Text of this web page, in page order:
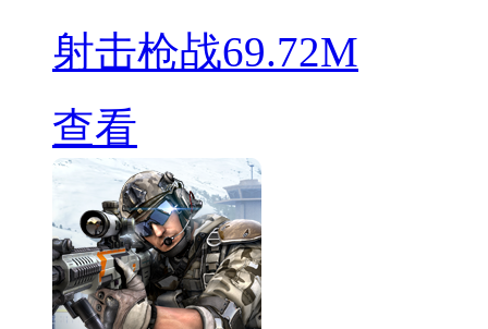
射击枪战69.72M
查看